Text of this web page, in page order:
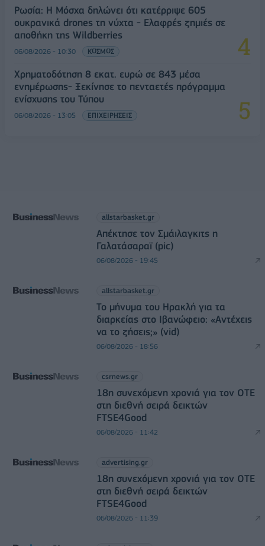
Ρωσία: Η Μόσχα δηλώνει ότι κατέρριψε 605
ουκρανικά drones τη νύχτα - Ελαφρές ζημιές σε
αποθήκη της Wildberries
06/08/2026 - 10:30 ΚΟΣΜΟΣ
Χρηματοδότηση 8 εκατ. ευρώ σε 843 μέσα
ενημέρωσης- Ξεκίνησε το πενταετές πρόγραμμα
ενίσχυσης του Τύπου
06/08/2026 - 13:05 ΕΠΙΧΕΙΡΗΣΕΙΣ
allstarbasket.gr
Απέκτησε τον Σμάιλαγκιτς η
Γαλατάσαραϊ (pic)
06/08/2026 - 19:45
allstarbasket.gr
Το μήνυμα του Ηρακλή για τα
διαρκείας στο Ιβανώφειο: «Αντέχεις
να το ζήσεις;» (vid)
06/08/2026 - 18:56
csrnews.gr
18η συνεχόμενη χρονιά για τον ΟΤΕ
στη διεθνή σειρά δεικτών
FTSE4Good
06/08/2026 - 11:42
advertising.gr
18η συνεχόμενη χρονιά για τον ΟΤΕ
στη διεθνή σειρά δεικτών
FTSE4Good
06/08/2026 - 11:39